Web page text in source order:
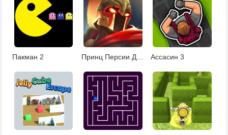
Пакман 2 Принц Персии Даш Ассасин 3